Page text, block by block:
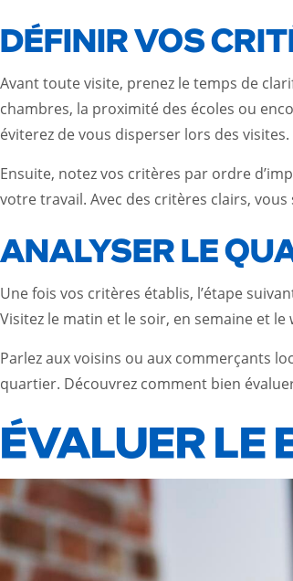
DÉFINIR VOS
Avant toute visite, prenez le temps de
chambres, la proximité des écoles ou
éviterez de vous disperser lors des visites.
Ensuite, notez vos critères par ordre
votre travail. Avec des critères clairs,
ANALYSER LE
Une fois vos critères établis, l’étape
Visitez le matin et le soir, en semaine et le
Parlez aux voisins ou aux commerçants
quartier. Découvrez comment bien
ÉVALUER LE